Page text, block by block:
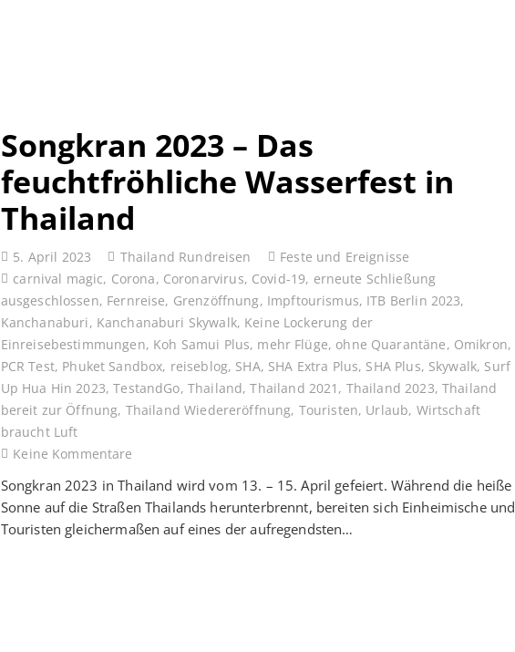
Songkran 2023 – Das
feuchtfröhliche Wasserfest in
Thailand
5. April 2023 Thailand Rundreisen
Feste und Ereignisse
carnival magic, Corona, Coronarvirus, Covid-19, erneute Schließung
ausgeschlossen, Fernreise, Grenzöffnung, Impftourismus, ITB Berlin 2023,
Kanchanaburi, Kanchanaburi Skywalk, Keine Lockerung der
Einreisebestimmungen, Koh Samui Plus, mehr Flüge, ohne Quarantäne, Omikron,
PCR Test, Phuket Sandbox, reiseblog, SHA, SHA Extra Plus, SHA Plus, Skywalk, Surf
Up Hua Hin 2023,TestandGo, Thailand,Thailand 2021 , Thailand 2023, Thailand
bereit zur Öffnung, Thailand Wiedereröffnung, Touristen, Urlaub, Wirtschaft
braucht Luft
Keine Kommentare
Songkran 2023 in Thailand wird vom 13. – 15. April gefeiert. Während die heiße
Sonne auf die Straßen Thailands herunterbrennt, bereiten sich Einheimische und
Touristen gleichermaßen auf eines der aufregendsten…